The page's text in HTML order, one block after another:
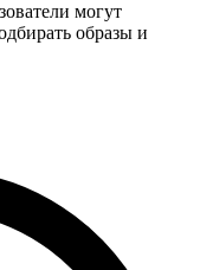
могут
образы и